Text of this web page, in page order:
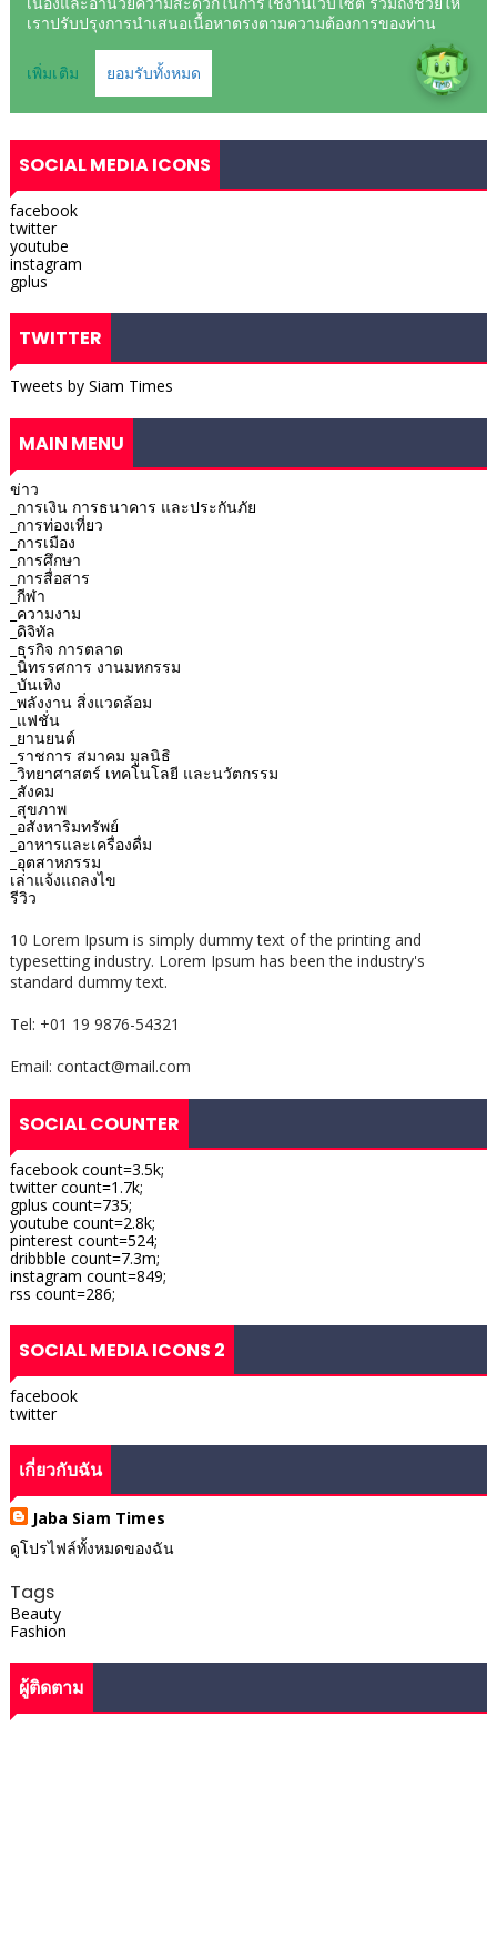
SOCIAL MEDIA ICONS
facebook
twitter
youtube
instagram
gplus
TWITTER
Tweets by Siam Times
MAIN MENU
ข่าว
_การเงิน การธนาคาร และประกันภัย
_การท่องเที่ยว
_การเมือง
_การศึกษา
_การสื่อสาร
_กีฬา
_ความงาม
_ดิจิทัล
_ธุรกิจ การตลาด
_นิทรรศการ งานมหกรรม
_บันเทิง
_พลังงาน สิ่งแวดล้อม
_แฟชั่น
_ยานยนต์
_ราชการ สมาคม มูลนิธิ
_วิทยาศาสตร์ เทคโนโลยี และนวัตกรรม
_สังคม
_สุขภาพ
_อสังหาริมทรัพย์
_อาหารและเครื่องดื่ม
_อุตสาหกรรม
เล่าแจ้งแถลงไข
รีวิว
10 Lorem Ipsum is simply dummy text of the printing and
typesetting industry. Lorem Ipsum has been the industry's
standard dummy text.
Tel: +01 19 9876-54321
Email: contact@mail.com
SOCIAL COUNTER
facebook count=3.5k;
twitter count=1.7k;
gplus count=735;
youtube count=2.8k;
pinterest count=524;
dribbble count=7.3m;
instagram count=849;
rss count=286;
SOCIAL MEDIA ICONS 2
facebook
twitter
เกี่ยวกับฉัน
Jaba Siam Times
ดูโปรไฟล์ทั้งหมดของฉัน
Tags
Beauty
Fashion
ผู้ติดตาม